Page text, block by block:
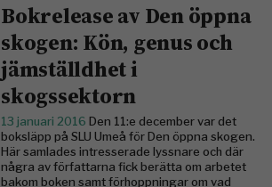
Bokrelease av Den öppna
skogen: Kön, genus och
jämställdhet i
skogssektorn
13 januari 2016 Den 11:e december var det
boksläpp på SLU Umeå för Den öppna skogen.
Här samlades intresserade lyssnare och där
några av författarna fick berätta om arbetet
bakom boken samt förhoppningar om vad